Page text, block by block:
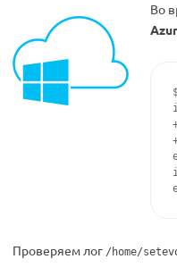
Во
Проверяем лог /home/